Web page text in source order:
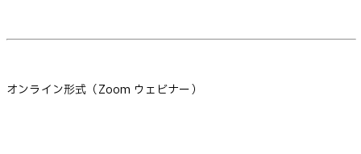
オンライン形式（Zoom ウェビナー）